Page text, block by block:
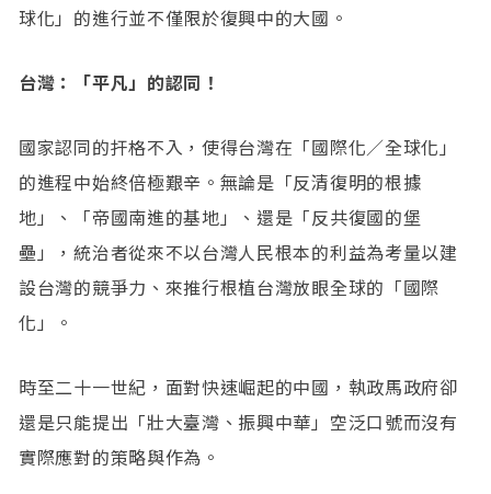
球化」的進行並不僅限於復興中的大國。
台灣：「平凡」的認同！
國家認同的扞格不入，使得台灣在「國際化／全球化」
的進程中始終倍極艱辛。無論是「反清復明的根據
地」、「帝國南進的基地」、還是「反共復國的堡
壘」，統治者從來不以台灣人民根本的利益為考量以建
設台灣的競爭力、來推行根植台灣放眼全球的「國際
化」。
時至二十一世紀，面對快速崛起的中國，執政馬政府卻
還是只能提出「壯大臺灣、振興中華」空泛口號而沒有
實際應對的策略與作為。